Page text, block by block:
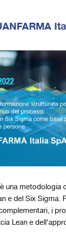
una metodologia
e del Six Sigma.
i
Lean e